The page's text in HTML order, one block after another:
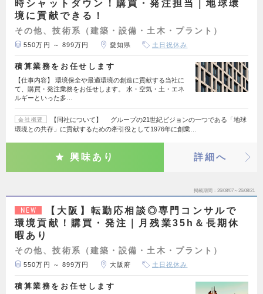
時シャットダウン！購買・発注担当｜地球環
境に貢献できる！
その他、技術系（建築・設備・土木・プラント）
550万円 ～ 899万円 愛知県 土日祝休み
積算業務をお任せします
【仕事内容】 環境保全や最適環境の創造に貢献する当社に
て、購買・発注業務をお任せします。 水・空気・土・エネ
ルギーといった多…
会社概要
【同社について】 グループの21世紀ビジョンの一つである「地球
環境との共存」に貢献するための牽引役として1976年に創業…
興味あり 詳細へ
掲載期間 26/08/07～26/08/21
NEW
【大阪】転勤応相談◎専門コンサルで
環境貢献！購買・発注｜月残業35h＆長期休
暇あり
その他、技術系（建築・設備・土木・プラント）
550万円 ～ 899万円 大阪府 土日祝休み
積算業務をお任せします